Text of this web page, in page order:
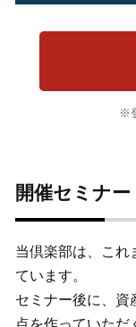
※
開催セミナー
当倶楽部は、これ
ています。
セミナー後に、資
点を作っていただ